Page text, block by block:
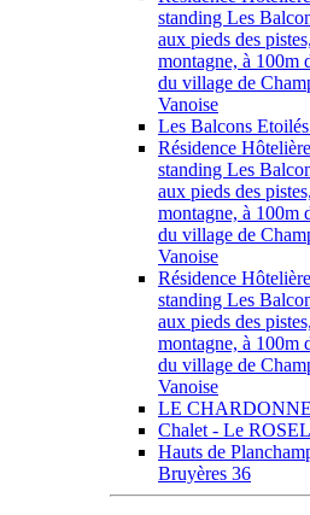
standing Les
aux pieds des
montagne, à 100m
du village de
Vanoise
Les Balcons
Résidence
standing Les
aux pieds des
montagne, à 100m
du village de
Vanoise
Résidence
standing Les
aux pieds des
montagne, à 100m
du village de
Vanoise
LE
Chalet - Le
Hauts de
Bruyères 36